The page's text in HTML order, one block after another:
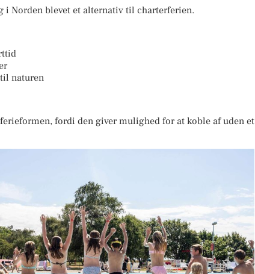
i Norden blevet et alternativ til charterferien.
naturen
fordi den giver mulighed for at koble af uden et